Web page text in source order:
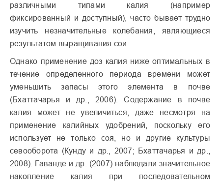
различными типами калия (например
фиксированный и доступный), часто бывает трудно
изучить незначительные колебания, являющиеся
результатом выращивания сои.
Однако применение доз калия ниже оптимальных в
течение определенного периода времени может
уменьшить запасы этого элемента в почве
(Бхаттачарья и др., 2006). Содержание в почве
калия может не увеличиться, даже несмотря на
применение калийных удобрений, поскольку его
использует не только соя, но и другие культуры
севооборота (Кунду и др., 2007; Бхаттачарья и др.,
2008). Гаванде и др. (2007) наблюдали значительное
накопление калия при последовательном